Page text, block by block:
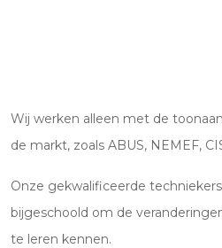
Wij werken alleen met de
de markt, zoals ABUS, NEMEF,
Onze gekwalificeerde
bijgeschoold om de
te leren kennen.